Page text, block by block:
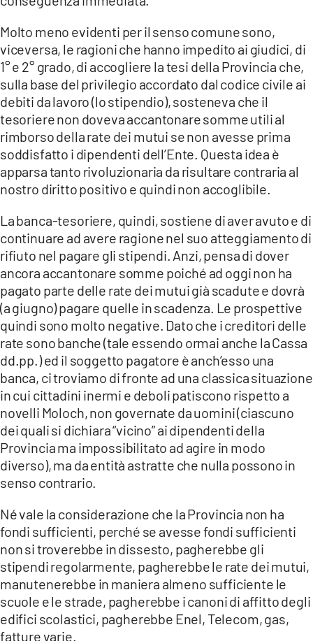
Molto meno evidenti per il senso comune sono,
viceversa, le ragioni che hanno impedito ai giudici, di
1° e 2° grado, di accogliere la tesi della Provincia che,
sulla base del privilegio accordato dal codice civile ai
debiti da lavoro (lo stipendio), sosteneva che il
tesoriere non doveva accantonare somme utili al
rimborso della rate dei mutui se non avesse prima
soddisfatto i dipendenti dell’Ente. Questa idea è
apparsa tanto rivoluzionaria da risultare contraria al
nostro diritto positivo e quindi non accoglibile.
La banca-tesoriere, quindi, sostiene di aver avuto e di
continuare ad avere ragione nel suo atteggiamento di
rifiuto nel pagare gli stipendi. Anzi, pensa di dover
ancora accantonare somme poiché ad oggi non ha
pagato parte delle rate dei mutui già scadute e dovrà
(a giugno) pagare quelle in scadenza. Le prospettive
quindi sono molto negative. Dato che i creditori delle
rate sono banche (tale essendo ormai anche la Cassa
dd.pp.) ed il soggetto pagatore è anch’esso una
banca, ci troviamo di fronte ad una classica situazione
in cui cittadini inermi e deboli patiscono rispetto a
novelli Moloch, non governate da uomini (ciascuno
dei quali si dichiara “vicino” ai dipendenti della
Provincia ma impossibilitato ad agire in modo
diverso), ma da entità astratte che nulla possono in
senso contrario.
Né vale la considerazione che la Provincia non ha
fondi sufficienti, perché se avesse fondi sufficienti
non si troverebbe in dissesto, pagherebbe gli
stipendi regolarmente, pagherebbe le rate dei mutui,
manutenerebbe in maniera almeno sufficiente le
scuole e le strade, pagherebbe i canoni di affitto degli
edifici scolastici, pagherebbe Enel, Telecom, gas,
fatture varie.